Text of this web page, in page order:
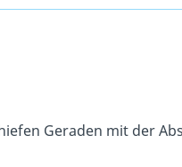
Geraden mit der